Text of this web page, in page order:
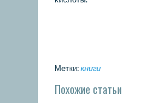
Метки: книги
Похожие статьи